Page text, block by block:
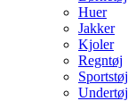
Huer
Jakker
Kjoler
Regntøj
Sportstøj
Undertøj